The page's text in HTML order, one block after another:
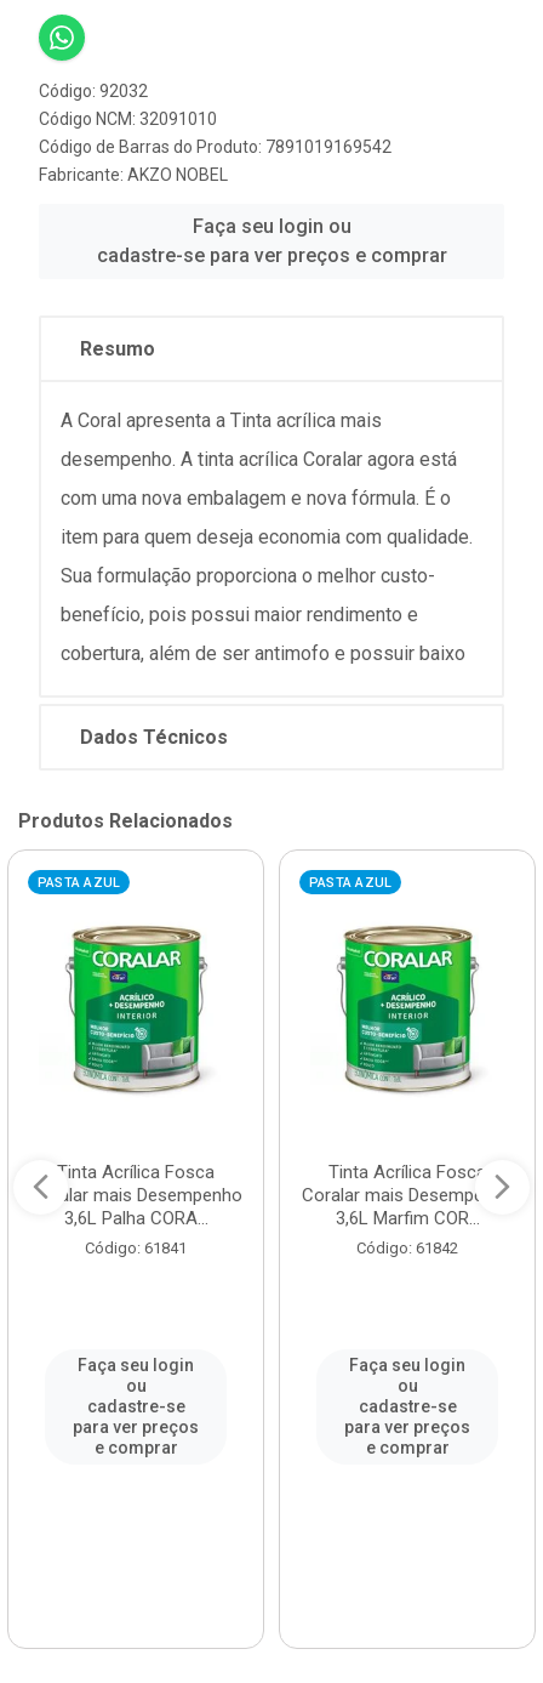
Código: 92032
Código NCM: 32091010
Código de Barras do Produto: 7891019169542
Fabricante: AKZO NOBEL
Faça seu login ou
cadastre-se para ver preços e comprar
Resumo
A Coral apresenta a Tinta acrílica mais
desempenho. A tinta acrílica Coralar agora está
com uma nova embalagem e nova fórmula. É o
item para quem deseja economia com qualidade.
Sua formulação proporciona o melhor custo-
benefício, pois possui maior rendimento e
cobertura, além de ser antimofo e possuir baixo
Dados Técnicos
Produtos Relacionados
PASTA AZUL
Tinta Acrílica Fosca
Coralar mais Desempenho
3,6L Palha CORA...
Código: 61841
Faça seu login
ou
cadastre-se
para ver preços
e comprar
PASTA AZUL
Tinta Acrílica Fosca
Coralar mais Desempenho
3,6L Marfim COR...
Código: 61842
Faça seu login
ou
cadastre-se
para ver preços
e comprar